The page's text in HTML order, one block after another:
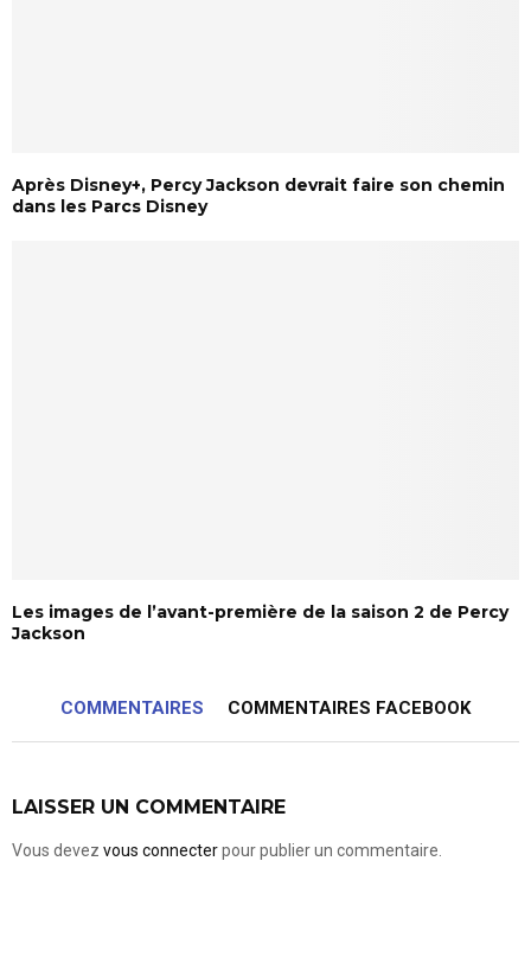
Après Disney+, Percy Jackson devrait faire son chemin
dans les Parcs Disney
Les images de l’avant-première de la saison 2 de Percy
Jackson
COMMENTAIRES COMMENTAIRES FACEBOOK
LAISSER UN COMMENTAIRE
Vous devez vous connecterpour publier un commentaire.